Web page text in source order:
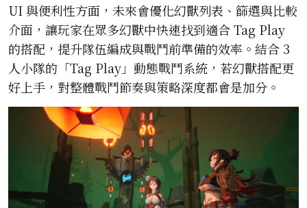
UI 與便利性方面，未來會優化幻獸列表、篩選與比較
介面，讓玩家在眾多幻獸中快速找到適合 Tag Play
的搭配，提升隊伍編成與戰鬥前準備的效率。結合 3
人小隊的「Tag Play」動態戰鬥系統，若幻獸搭配更
好上手，對整體戰鬥節奏與策略深度都會是加分。